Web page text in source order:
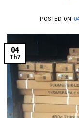
POSTED ON
04
Th7